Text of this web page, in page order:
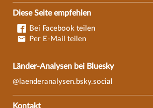
Diese Seite empfehlen
Bei Facebook teilen
Per E-Mail teilen
Länder-Analysen bei Bluesky
@laenderanalysen.bsky.social
Kontakt